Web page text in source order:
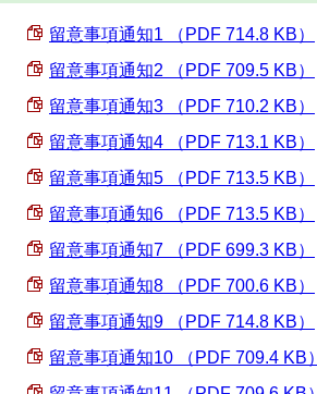
留意事項通知1 （PDF 714.8 KB）
留意事項通知2 （PDF 709.5 KB）
留意事項通知3 （PDF 710.2 KB）
留意事項通知4 （PDF 713.1 KB）
留意事項通知5 （PDF 713.5 KB）
留意事項通知6 （PDF 713.5 KB）
留意事項通知7 （PDF 699.3 KB）
留意事項通知8 （PDF 700.6 KB）
留意事項通知9 （PDF 714.8 KB）
留意事項通知10 （PDF 709.4 KB）